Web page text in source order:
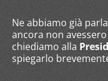
Ne abbiamo già
ancora non
chiediamo alla
spiegarlo